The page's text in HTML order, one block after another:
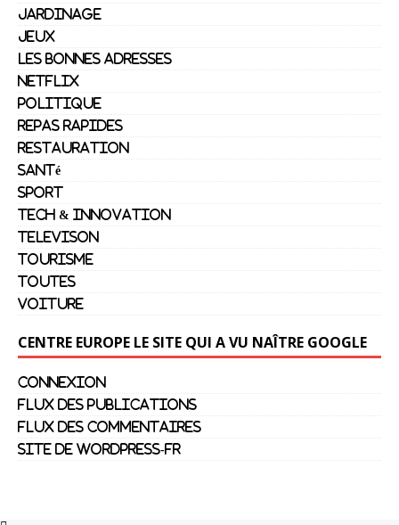
Jardinage
Jeux
les bonnes adresses
netflix
Politique
repas rapides
Restauration
Santé
Sport
Tech & Innovation
Televison
Tourisme
Toutes
Voiture
CENTRE EUROPE LE SITE QUI A VU NAÎTRE GOOGLE
Connexion
Flux des publications
Flux des commentaires
Site de WordPress-FR